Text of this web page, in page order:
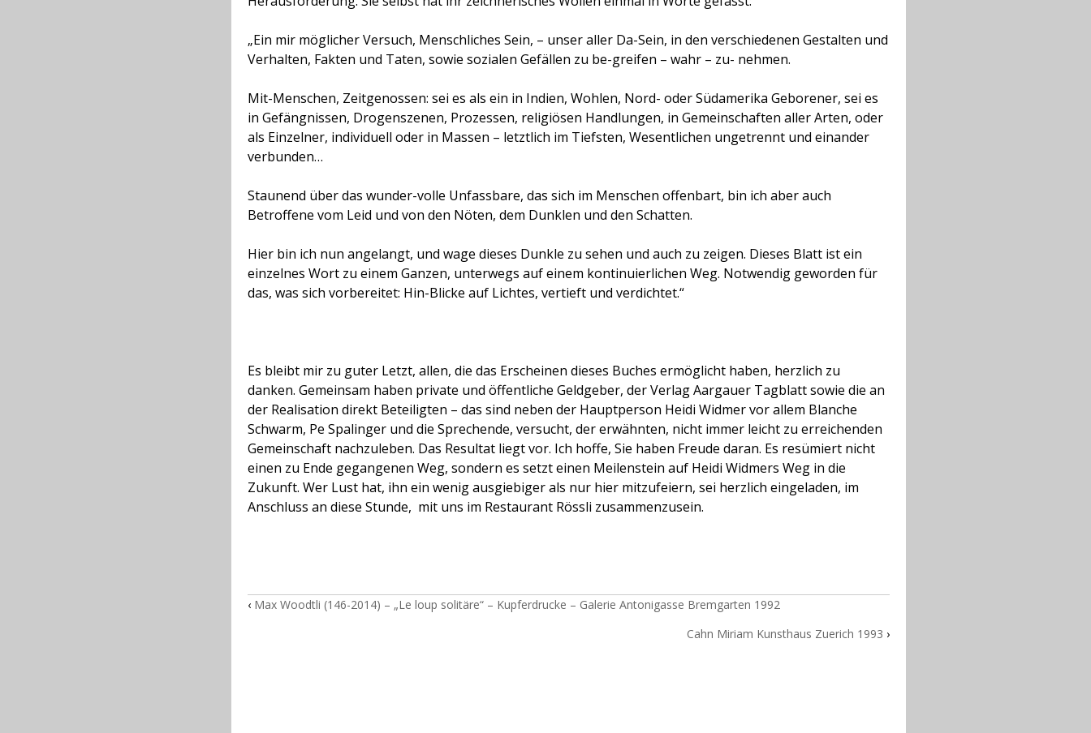
„Ein mir möglicher Versuch, Menschliches Sein, – unser aller Da-Sein, in den verschiedenen Gestalten und
Verhalten, Fakten und Taten, sowie sozialen Gefällen zu be-greifen – wahr – zu- nehmen.
Mit-Menschen, Zeitgenossen: sei es als ein in Indien, Wohlen, Nord- oder Südamerika Geborener, sei es
in Gefängnissen, Drogenszenen, Prozessen, religiösen Handlungen, in Gemeinschaften aller Arten, oder
als Einzelner, individuell oder in Massen – letztlich im Tiefsten, Wesentlichen ungetrennt und einander
verbunden…
Staunend über das wunder-volle Unfassbare, das sich im Menschen offenbart, bin ich aber auch
Betroffene vom Leid und von den Nöten, dem Dunklen und den Schatten.
Hier bin ich nun angelangt, und wage dieses Dunkle zu sehen und auch zu zeigen. Dieses Blatt ist ein
einzelnes Wort zu einem Ganzen, unterwegs auf einem kontinuierlichen Weg. Notwendig geworden für
das, was sich vorbereitet: Hin-Blicke auf Lichtes, vertieft und verdichtet.“
Es bleibt mir zu guter Letzt, allen, die das Erscheinen dieses Buches ermöglicht haben, herzlich zu
danken. Gemeinsam haben private und öffentliche Geldgeber, der Verlag Aargauer Tagblatt sowie die an
der Realisation direkt Beteiligten – das sind neben der Hauptperson Heidi Widmer vor allem Blanche
Schwarm, Pe Spalinger und die Sprechende, versucht, der erwähnten, nicht immer leicht zu erreichenden
Gemeinschaft nachzuleben. Das Resultat liegt vor. Ich hoffe, Sie haben Freude daran. Es resümiert nicht
einen zu Ende gegangenen Weg, sondern es setzt einen Meilenstein auf Heidi Widmers Weg in die
Zukunft. Wer Lust hat, ihn ein wenig ausgiebiger als nur hier mitzufeiern, sei herzlich eingeladen, im
Anschluss an diese Stunde, mit uns im Restaurant Rössli zusammenzusein.
‹ Max Woodtli (146-2014) – „Le loup solitäre“ – Kupferdrucke – Galerie Antonigasse Bremgarten 1992
Cahn Miriam Kunsthaus Zuerich 1993 ›